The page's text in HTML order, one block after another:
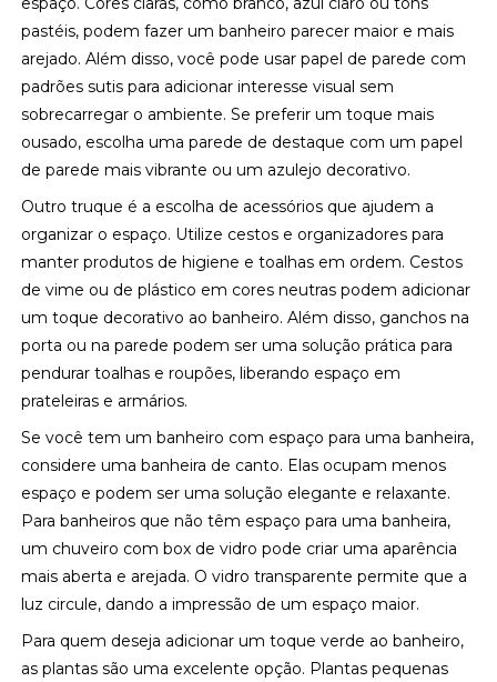
pastéis, podem fazer um banheiro parecer maior e mais
arejado. Além disso, você pode usar papel de parede com
padrões sutis para adicionar interesse visual sem
sobrecarregar o ambiente. Se preferir um toque mais
ousado, escolha uma parede de destaque com um papel
de parede mais vibrante ou um azulejo decorativo.
Outro truque é a escolha de acessórios que ajudem a
organizar o espaço. Utilize cestos e organizadores para
manter produtos de higiene e toalhas em ordem. Cestos
de vime ou de plástico em cores neutras podem adicionar
um toque decorativo ao banheiro. Além disso, ganchos na
porta ou na parede podem ser uma solução prática para
pendurar toalhas e roupões, liberando espaço em
prateleiras e armários.
Se você tem um banheiro com espaço para uma banheira,
considere uma banheira de canto. Elas ocupam menos
espaço e podem ser uma solução elegante e relaxante.
Para banheiros que não têm espaço para uma banheira,
um chuveiro com box de vidro pode criar uma aparência
mais aberta e arejada. O vidro transparente permite que a
luz circule, dando a impressão de um espaço maior.
Para quem deseja adicionar um toque verde ao banheiro,
as plantas são uma excelente opção. Plantas pequenas